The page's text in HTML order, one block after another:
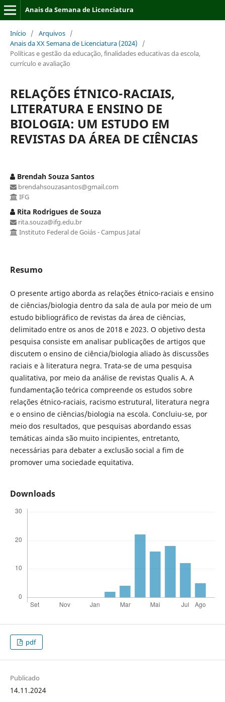
Anais da Semana de Licenciatura
Início / Arquivos /
Anais da XX Semana de Licenciatura (2024)
/
Políticas e gestão da educação, finalidades educativas da escola,
currículo e avaliação
RELAÇÕES ÉTNICO-RACIAIS,
LITERATURA E ENSINO DE
BIOLOGIA: UM ESTUDO EM
REVISTAS DA ÁREA DE CIÊNCIAS
Brendah Souza Santos
brendahsouzasantos@gmail.com
IFG
Rita Rodrigues de Souza
rita.souza@ifg.edu.br
Instituto Federal de Goiás - Campus Jataí
Resumo
O presente artigo aborda as relações étnico-raciais e ensino
de ciências/biologia dentro da sala de aula por meio de um
estudo bibliográfico de revistas da área de ciências,
delimitado entre os anos de 2018 e 2023. O objetivo desta
pesquisa consiste em analisar publicações de artigos que
discutem o ensino de ciência/biologia aliado às discussões
raciais e à literatura negra. Trata-se de uma pesquisa
qualitativa, por meio da análise de revistas Qualis A. A
fundamentação teórica compreende os estudos sobre
relações étnico-raciais, racismo estrutural, literatura negra
e o ensino de ciências/biologia na escola. Concluiu-se, por
meio dos resultados, que pesquisas abordando essas
temáticas ainda são muito incipientes, entretanto,
necessárias para debater a exclusão social a fim de
promover uma sociedade equitativa.
Downloads
pdf
Publicado
14.11.2024